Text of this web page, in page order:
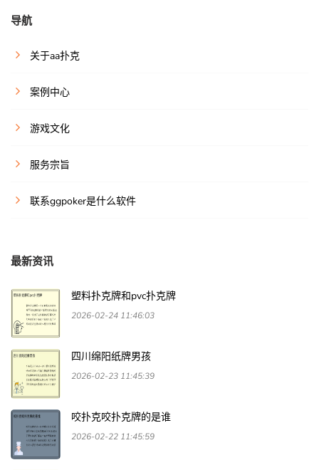
导航
关于aa扑克
案例中心
游戏文化
服务宗旨
联系ggpoker是什么软件
最新资讯
塑料扑克牌和pvc扑克牌
2026-02-24 11:46:03
四川绵阳纸牌男孩
2026-02-23 11:45:39
咬扑克咬扑克牌的是谁
2026-02-22 11:45:59